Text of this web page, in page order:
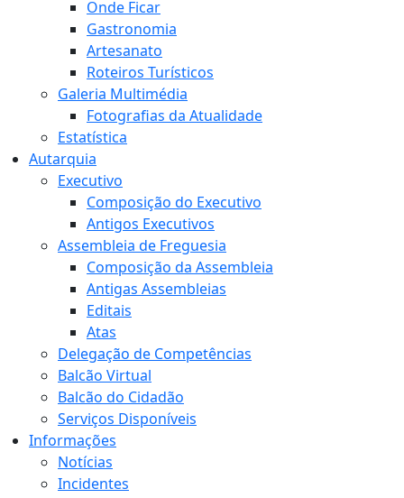
Onde Ficar
Gastronomia
Artesanato
Roteiros Turísticos
Galeria Multimédia
Fotografias da Atualidade
Estatística
Autarquia
Executivo
Composição do Executivo
Antigos Executivos
Assembleia de Freguesia
Composição da Assembleia
Antigas Assembleias
Editais
Atas
Delegação de Competências
Balcão Virtual
Balcão do Cidadão
Serviços Disponíveis
Informações
Notícias
Incidentes